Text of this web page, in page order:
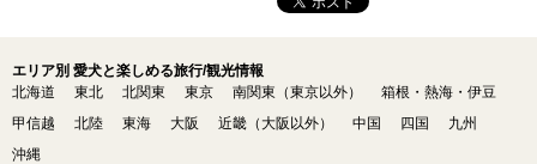
エリア別 愛犬と楽しめる旅行/観光情報
北海道
東北 北関東 東京 南関東（東京以外）
箱根・熱海・伊豆
甲信越
北陸 東海 大阪 近畿（大阪以外） 中国 四国
九州
沖縄